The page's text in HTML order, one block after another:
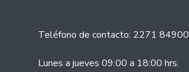
Teléfono de contacto: 2271 84900
Lunes a jueves 09:00 a 18:00 hrs.